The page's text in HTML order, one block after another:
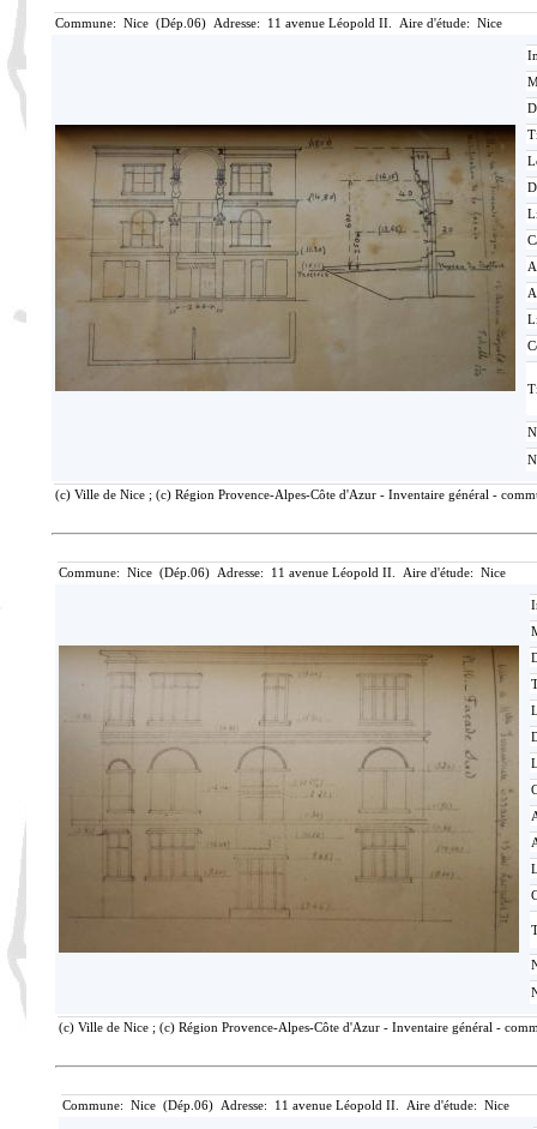
Commune: Nice (Dép.06) Adresse: 11 avenue Léopold II. Aire d'étude: Nice
(c) Ville de Nice ; (c) Région Provence-Alpes-Côte d'Azur - Inventaire général -
Commune: Nice (Dép.06) Adresse: 11 avenue Léopold II. Aire d'étude: Nice
(c) Ville de Nice ; (c) Région Provence-Alpes-Côte d'Azur - Inventaire général -
Commune: Nice (Dép.06) Adresse: 11 avenue Léopold II. Aire d'étude: Nice